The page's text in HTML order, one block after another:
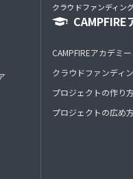
クラウドファンディン
CAMPFIRE
CAMPFIREアカデミ
クラウドファンディ
プロジェクトの作り
プロジェクトの広め